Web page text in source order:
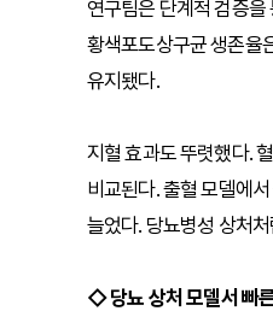
연구팀은 단계적 검증을
황색포도상구균 생존율
유지됐다.
지혈 효과도 뚜렷했다.
비교된다. 출혈 모델에
늘었다. 당뇨병성 상처
◇ 당뇨 상처 모델서 빠